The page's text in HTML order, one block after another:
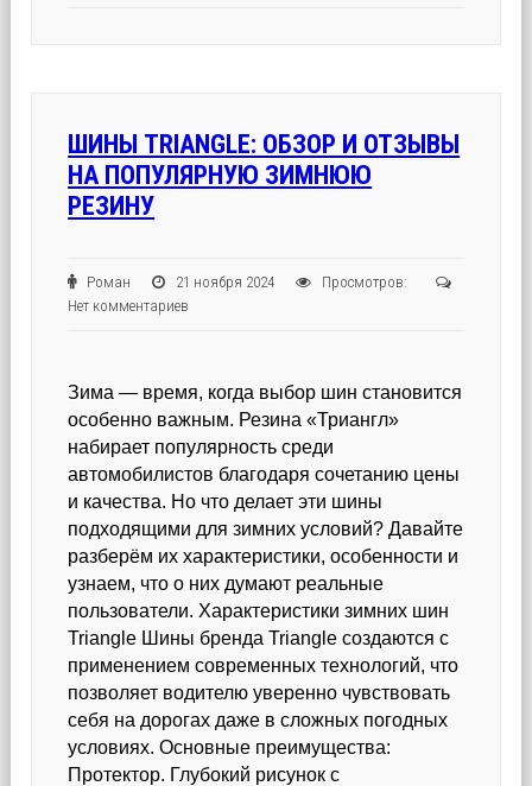
ШИНЫ TRIANGLE: ОБЗОР И ОТЗЫВЫ
НА ПОПУЛЯРНУЮ ЗИМНЮЮ
РЕЗИНУ
Роман 21 ноября 2024
Просмотров:
Нет комментариев
Зима — время, когда выбор шин становится
особенно важным. Резина «Триангл»
набирает популярность среди
автомобилистов благодаря сочетанию цены
и качества. Но что делает эти шины
подходящими для зимних условий? Давайте
разберём их характеристики, особенности и
узнаем, что о них думают реальные
пользователи. Характеристики зимних шин
Triangle Шины бренда Triangle создаются с
применением современных технологий, что
позволяет водителю уверенно чувствовать
себя на дорогах даже в сложных погодных
условиях. Основные преимущества:
Протектор. Глубокий рисунок с